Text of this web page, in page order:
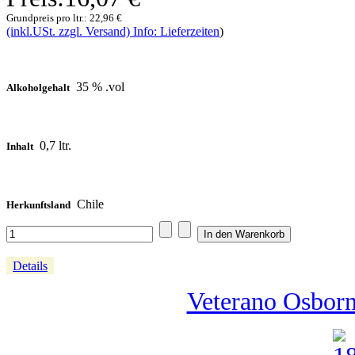
Grundpreis pro ltr.: 22,96 €
(inkl.USt. zzgl. Versand) Info: Lieferzeiten)
Alkoholgehalt 35 % .vol
Inhalt 0,7 ltr.
Herkunftsland Chile
Details
Veterano